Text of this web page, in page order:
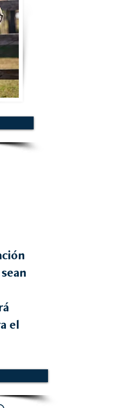
el